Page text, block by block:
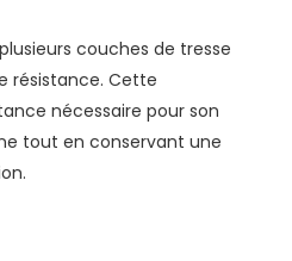
couches de tresse
résistance. Cette
nécessaire pour son
tout en conservant une